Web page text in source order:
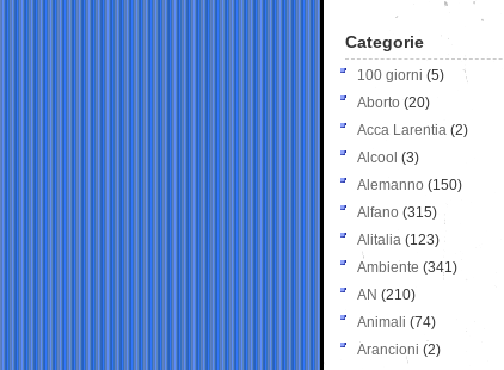
Categorie
100 giorni (5)
Aborto (20)
Acca Larentia (2)
Alcool (3)
Alemanno (150)
Alfano (315)
Alitalia (123)
Ambiente (341)
AN (210)
Animali (74)
Arancioni (2)